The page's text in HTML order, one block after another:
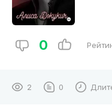
0
2 0